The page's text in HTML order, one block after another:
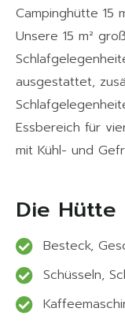
Campinghütte 15
Unsere 15 m²
ausgestattet,
Essbereich für
mit Kühl- und
Die
Besteck,
Schüsseln,